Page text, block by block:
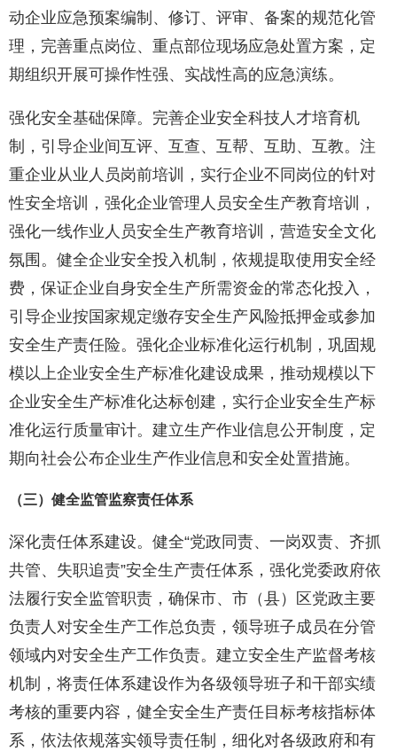
动企业应急预案编制、修订、评审、备案的规范化管
理，完善重点岗位、重点部位现场应急处置方案，定
期组织开展可操作性强、实战性高的应急演练。
强化安全基础保障。完善企业安全科技人才培育机
制，引导企业间互评、互查、互帮、互助、互教。注
重企业从业人员岗前培训，实行企业不同岗位的针对
性安全培训，强化企业管理人员安全生产教育培训，
强化一线作业人员安全生产教育培训，营造安全文化
氛围。健全企业安全投入机制，依规提取使用安全经
费，保证企业自身安全生产所需资金的常态化投入，
引导企业按国家规定缴存安全生产风险抵押金或参加
安全生产责任险。强化企业标准化运行机制，巩固规
模以上企业安全生产标准化建设成果，推动规模以下
企业安全生产标准化达标创建，实行企业安全生产标
准化运行质量审计。建立生产作业信息公开制度，定
期向社会公布企业生产作业信息和安全处置措施。
（三）健全监管监察责任体系
深化责任体系建设。健全“党政同责、一岗双责、齐抓
共管、失职追责”安全生产责任体系，强化党委政府依
法履行安全监管职责，确保市、市（县）区党政主要
负责人对安全生产工作总负责，领导班子成员在分管
领域内对安全生产工作负责。建立安全生产监督考核
机制，将责任体系建设作为各级领导班子和干部实绩
考核的重要内容，健全安全生产责任目标考核指标体
系，依法依规落实领导责任制，细化对各级政府和有